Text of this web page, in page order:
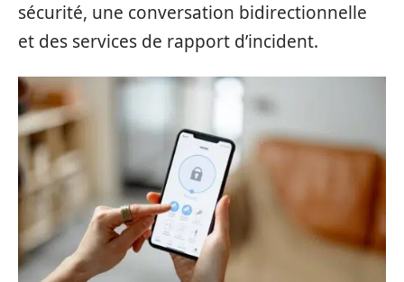
sécurité, une conversation bidirectionnelle
et des services de rapport d’incident.